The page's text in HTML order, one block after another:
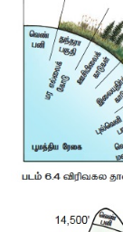
வாழ்
வெப்ப மண்டல
தாவரமானது
வெப்ப
பொதுவாக
அதிகரிக்க
அடுக்கமைவுகள்